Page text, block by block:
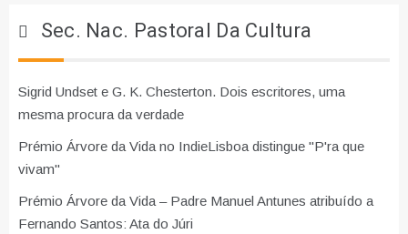
Sec. Nac. Pastoral Da Cultura
Sigrid Undset e G. K. Chesterton. Dois escritores, uma
mesma procura da verdade
Prémio Árvore da Vida no IndieLisboa distingue "P'ra que
vivam"
Prémio Árvore da Vida – Padre Manuel Antunes atribuído a
Fernando Santos: Ata do Júri